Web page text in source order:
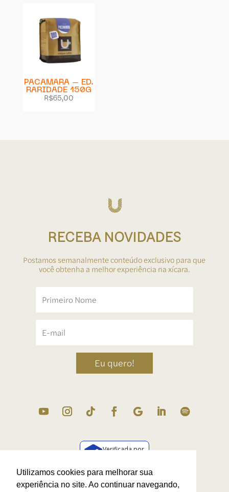
Utilizamos cookies para melhorar sua
experiência no site. Ao continuar navegando,
PACAMARA – ED.
RARIDADE 150G
R$65,00
RECEBA NOVIDADES
Postamos semanalmente conteúdo exclusivo para que
você obtenha a melhor experiência na xícara.
Eu quero!
Verificada por